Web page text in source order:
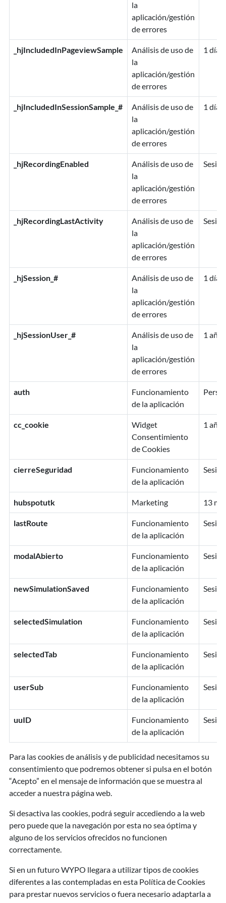
la
aplicación/gestión
de errores
_hjIncludedInPageviewSample
Análisis de uso de
la
aplicación/gestión
de errores
1 día
_hjIncludedInSessionSample_#
Análisis de uso de
la
aplicación/gestión
de errores
1 día
_hjRecordingEnabled
Análisis de uso de
la
aplicación/gestión
de errores
Sesión
_hjRecordingLastActivity
Análisis de uso de
la
aplicación/gestión
de errores
Sesión
_hjSession_#
Análisis de uso de
la
aplicación/gestión
de errores
1 día
_hjSessionUser_#
Análisis de uso de
la
aplicación/gestión
de errores
1 año
auth
Funcionamiento
de la aplicación
cc_cookie
Widget
Consentimiento
de Cookies
1 año
cierreSeguridad
Funcionamiento
de la aplicación
Sesión
hubspotutk Marketing 13
lastRoute
Funcionamiento
de la aplicación
Sesión
modalAbierto
Funcionamiento
de la aplicación
Sesión
newSimulationSaved
Funcionamiento
de la aplicación
Sesión
selectedSimulation
Funcionamiento
de la aplicación
Sesión
selectedTab
Funcionamiento
de la aplicación
Sesión
userSub
Funcionamiento
de la aplicación
Sesión
uuID
Funcionamiento
de la aplicación
Sesión
Para las cookies de análisis y de publicidad necesitamos su
consentimiento que podremos obtener si pulsa en el botón
“Acepto” en el mensaje de información que se muestra al
acceder a nuestra página web.
Si desactiva las cookies, podrá seguir accediendo a la web
pero puede que la navegación por esta no sea óptima y
alguno de los servicios ofrecidos no funcionen
correctamente.
Si en un futuro WYPO llegara a utilizar tipos de cookies
diferentes a las contempladas en esta Política de Cookies
para prestar nuevos servicios o fuera necesario adaptarla a